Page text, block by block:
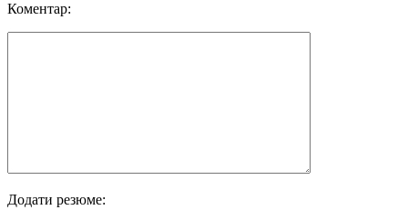
Коментар:
Додати резюме: